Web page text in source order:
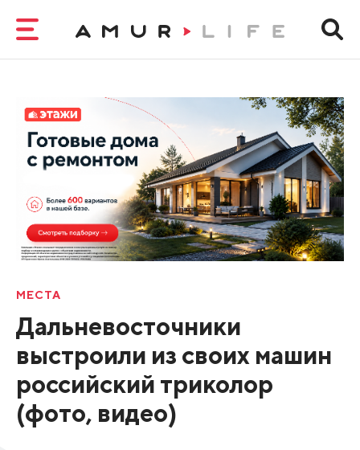
МЕСТА
Дальневосточники
выстроили из своих машин
российский триколор
(фото, видео)